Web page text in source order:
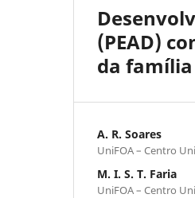
(PEAD)
da família
A. R. Soares
UniFOA – Centro
M. I. S. T. Faria
UniFOA – Centro